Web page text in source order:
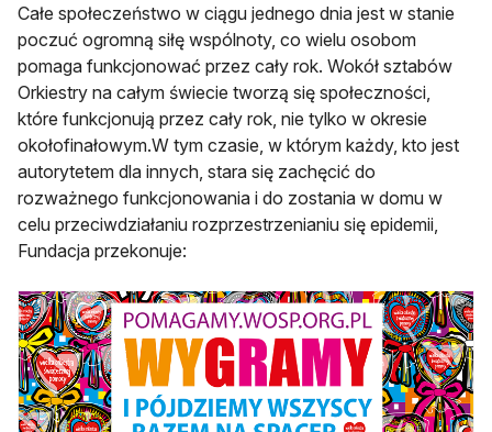
Całe społeczeństwo w ciągu jednego dnia jest w stanie
poczuć ogromną siłę wspólnoty, co wielu osobom
pomaga funkcjonować przez cały rok. Wokół sztabów
Orkiestry na całym świecie tworzą się społeczności,
które funkcjonują przez cały rok, nie tylko w okresie
okołofinałowym.W tym czasie, w którym każdy, kto jest
autorytetem dla innych, stara się zachęcić do
rozważnego funkcjonowania i do zostania w domu w
celu przeciwdziałaniu rozprzestrzenianiu się epidemii,
Fundacja przekonuje: